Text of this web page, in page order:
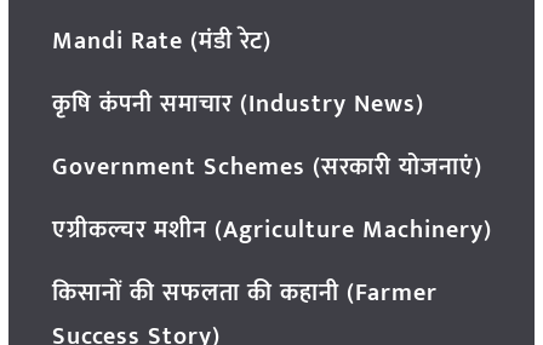
Mandi Rate (मंडी रेट)
कृषि कंपनी समाचार (Industry News)
Government Schemes (सरकारी योजनाएं)
एग्रीकल्चर मशीन (Agriculture Machinery)
किसानों की सफलता की कहानी (Farmer
Success Story)